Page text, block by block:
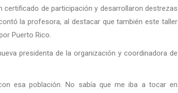
de participación y desarrollaron destrezas
la profesora, al destacar que también este taller
Puerto Rico.
presidenta de la organización y coordinadora de
esa población. No sabía que me iba a tocar en